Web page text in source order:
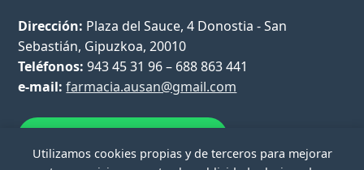
Dirección: Plaza del Sauce, 4 Donostia - San
Sebastián, Gipuzkoa, 20010
Teléfonos: 943 45 31 96 – 688 863 441
e-mail: farmacia.ausan@gmail.com
Utilizamos cookies propias y de terceros para mejorar